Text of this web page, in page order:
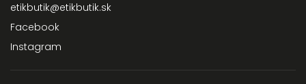
etikbutik@etikbutik.sk
Facebook
Instagram